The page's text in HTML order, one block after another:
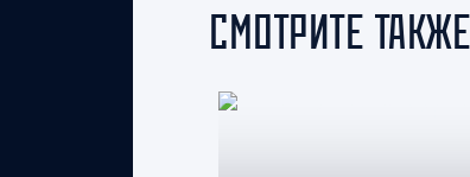
СМОТРИТЕ ТАКЖЕ